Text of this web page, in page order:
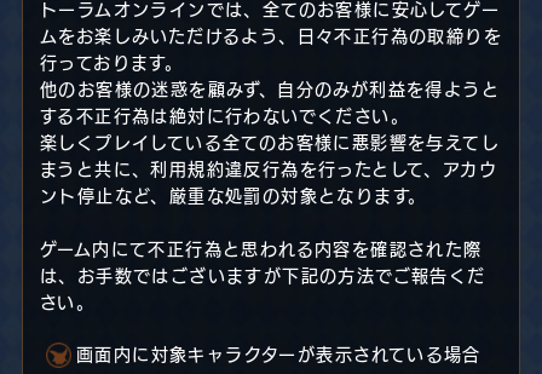
トーラムオンラインでは、全てのお客様に安心してゲー
ムをお楽しみいただけるよう、日々不正行為の取締りを
行っております。
他のお客様の迷惑を顧みず、自分のみが利益を得ようと
する不正行為は絶対に行わないでください。
楽しくプレイしている全てのお客様に悪影響を与えてし
まうと共に、利用規約違反行為を行ったとして、アカウ
ント停止など、厳重な処罰の対象となります。
ゲーム内にて不正行為と思われる内容を確認された際
は、お手数ではございますが下記の方法でご報告くだ
さい。
画面内に対象キャラクターが表示されている場合